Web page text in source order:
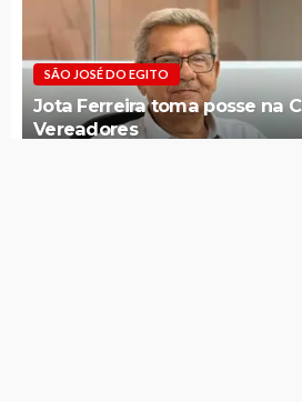
SÃO JOSÉ DO EGITO
Jota Ferreira toma posse na
Vereadores